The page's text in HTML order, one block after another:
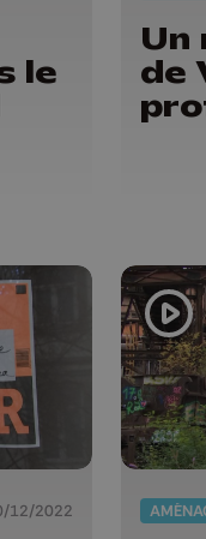
le
Un
de
12/2022